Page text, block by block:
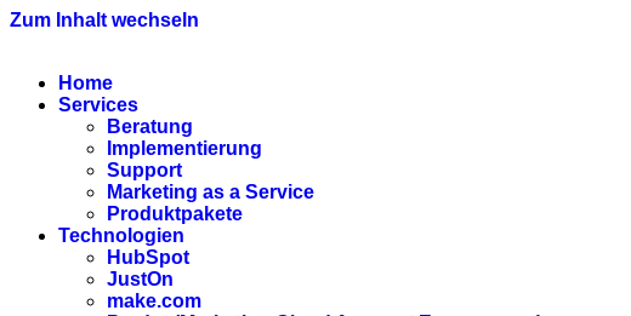
Zum Inhalt wechseln
Home
Services
Beratung
Implementierung
Support
Marketing as a Service
Produktpakete
Technologien
HubSpot
JustOn
make.com